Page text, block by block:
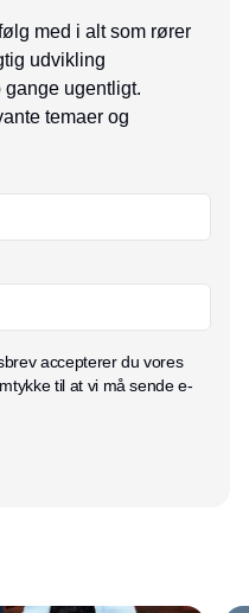
med i alt som rører
udvikling
gange ugentligt.
temaer og
accepterer du vores
til at vi må sende e-